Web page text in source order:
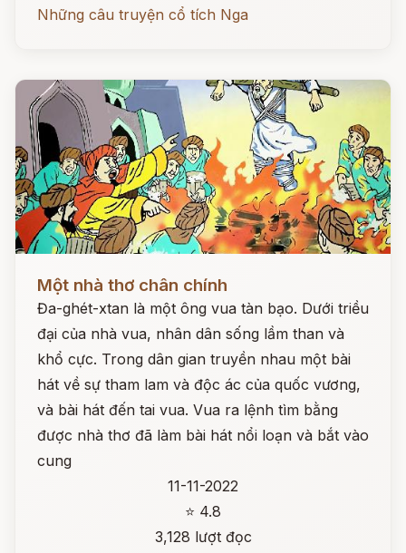
Những câu truyện cổ tích Nga
Một nhà thơ chân chính
Đa-ghét-xtan là một ông vua tàn bạo. Dưới triều
đại của nhà vua, nhân dân sống lầm than và
khổ cực. Trong dân gian truyền nhau một bài
hát về sự tham lam và độc ác của quốc vương,
và bài hát đến tai vua. Vua ra lệnh tìm bằng
được nhà thơ đã làm bài hát nổi loạn và bắt vào
cung
11-11-2022
⭐ 4.8
3,128 lượt đọc